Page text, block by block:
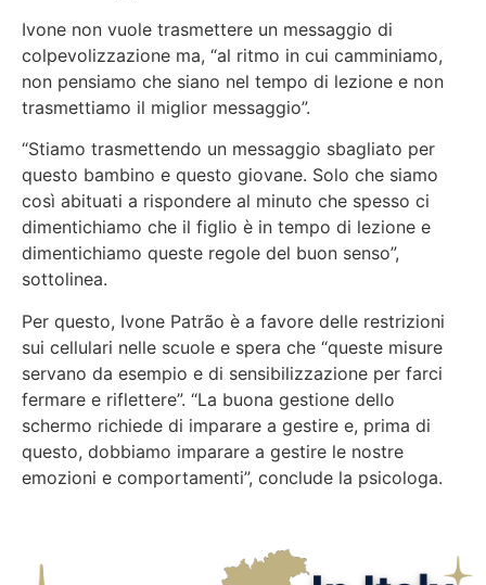
Ivone non vuole trasmettere un messaggio di
colpevolizzazione ma, “al ritmo in cui camminiamo,
non pensiamo che siano nel tempo di lezione e non
trasmettiamo il miglior messaggio”.
“Stiamo trasmettendo un messaggio sbagliato per
questo bambino e questo giovane. Solo che siamo
così abituati a rispondere al minuto che spesso ci
dimentichiamo che il figlio è in tempo di lezione e
dimentichiamo queste regole del buon senso”,
sottolinea.
Per questo, Ivone Patrão è a favore delle restrizioni
sui cellulari nelle scuole e spera che “queste misure
servano da esempio e di sensibilizzazione per farci
fermare e riflettere”. “La buona gestione dello
schermo richiede di imparare a gestire e, prima di
questo, dobbiamo imparare a gestire le nostre
emozioni e comportamenti”, conclude la psicologa.